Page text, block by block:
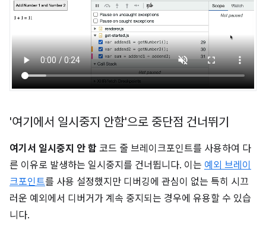
'여기에서 일시중지 안함'으로 중단점 건너뛰기
여기서 일시중지 안 함 코드 줄 브레이크포인트를 사용하여 다
른 이유로 발생하는 일시중지를 건너뜁니다. 이는 예외 브레이
크포인트를 사용 설정했지만 디버깅에 관심이 없는 특히 시끄
러운 예외에서 디버거가 계속 중지되는 경우에 유용할 수 있습
니다.